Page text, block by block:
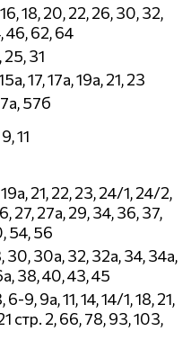
16, 18, 20, 22, 26, 30, 32,
46, 62, 64
25, 31
17, 17а, 19а, 21, 23
57б
11
19а, 21, 22, 23, 24/1, 24/2,
27, 27а, 29, 34, 36, 37,
54, 56
30, 30а, 32, 32а, 34, 34а,
38, 40, 43, 45
6-9, 9а, 11, 14, 14/1, 18, 21,
стр. 2, 66, 78, 93, 103,